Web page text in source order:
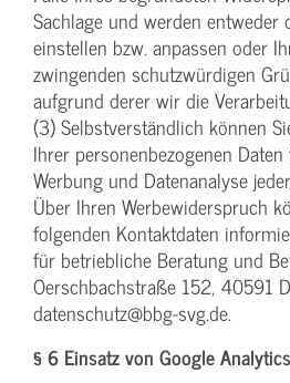
Sachlage und werden entweder
einstellen bzw. anpassen oder
zwingenden schutzwürdigen
aufgrund derer wir die
(3) Selbstverständlich können
Ihrer personenbezogenen
Werbung und Datenanalyse
Über Ihren Werbewiderspruch
folgenden Kontaktdaten
für betriebliche Beratung und
Oerschbachstraße 152, 40591
datenschutz@bbg-svg.de.
§ 6 Einsatz von Google Analytics